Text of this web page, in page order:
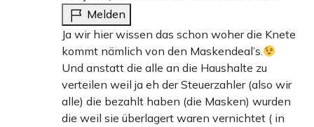
Melden
Ja wir hier wissen das schon woher die Knete
kommt nämlich von den Maskendeal’s.
Und anstatt die alle an die Haushalte zu
verteilen weil ja eh der Steuerzahler (also wir
alle) die bezahlt haben (die Masken) wurden
die weil sie überlagert waren vernichtet ( in